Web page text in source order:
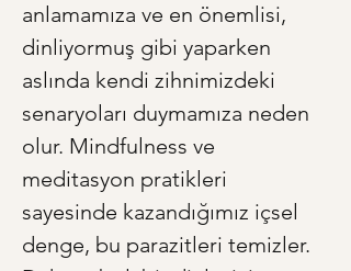
anlamamıza ve en önemlisi,
dinliyormuş gibi yaparken
aslında kendi zihnimizdeki
senaryoları duymamıza neden
olur. Mindfulness ve
meditasyon pratikleri
sayesinde kazandığımız içsel
denge, bu parazitleri temizler.